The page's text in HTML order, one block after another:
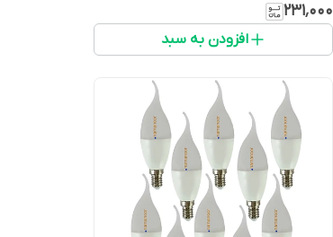
۲۳۱٬۰۰۰
افزودن به سبد